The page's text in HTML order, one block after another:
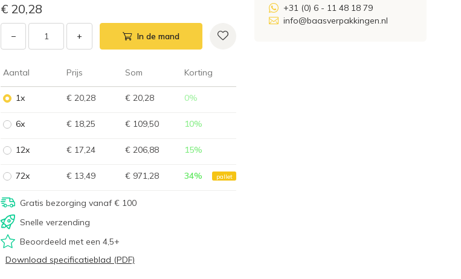
€ 20,28
− + In de mand
Aantal Prijs Som Korting
1x € 20,28 € 20,28 0%
6x € 18,25 € 109,50 10%
12x € 17,24 € 206,88 15%
72x € 13,49 € 971,28 34% pallet
Gratis bezorging vanaf € 100
Snelle verzending
Beoordeeld met een 4,5+
Download specificatieblad (PDF)
+31 (0) 6 - 11 48 18 79
info@baasverpakkingen.nl